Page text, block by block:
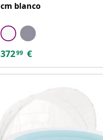
cm blanco
37299 €